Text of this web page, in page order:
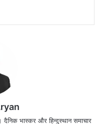
भास्कर और हिन्दुस्थान समाचार